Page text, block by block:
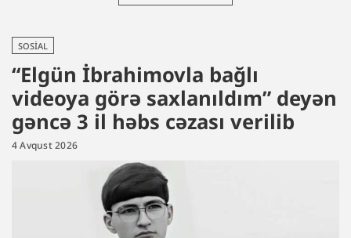
SOSIAL
“Elgün İbrahimovla bağlı
videoya görə saxlanıldım” deyən
gəncə 3 il həbs cəzası verilib
4 Avqust 2026